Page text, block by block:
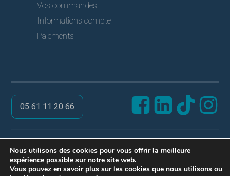
Vos commandes
Informations compte
Paiements
05 61 11 20 66
@ PRO SERVICES CLES
Réalisation ARPEGA
Mentions légales
Nous utilisons des cookies pour vous offrir la meilleure
expérience possible sur notre site web.
Vous pouvez en savoir plus sur les cookies que nous utilisons ou